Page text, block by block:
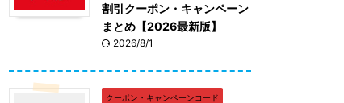
割引クーポン・キャンペーン
まとめ【2026最新版】
2026/8/1
クーポン・キャンペーンコード